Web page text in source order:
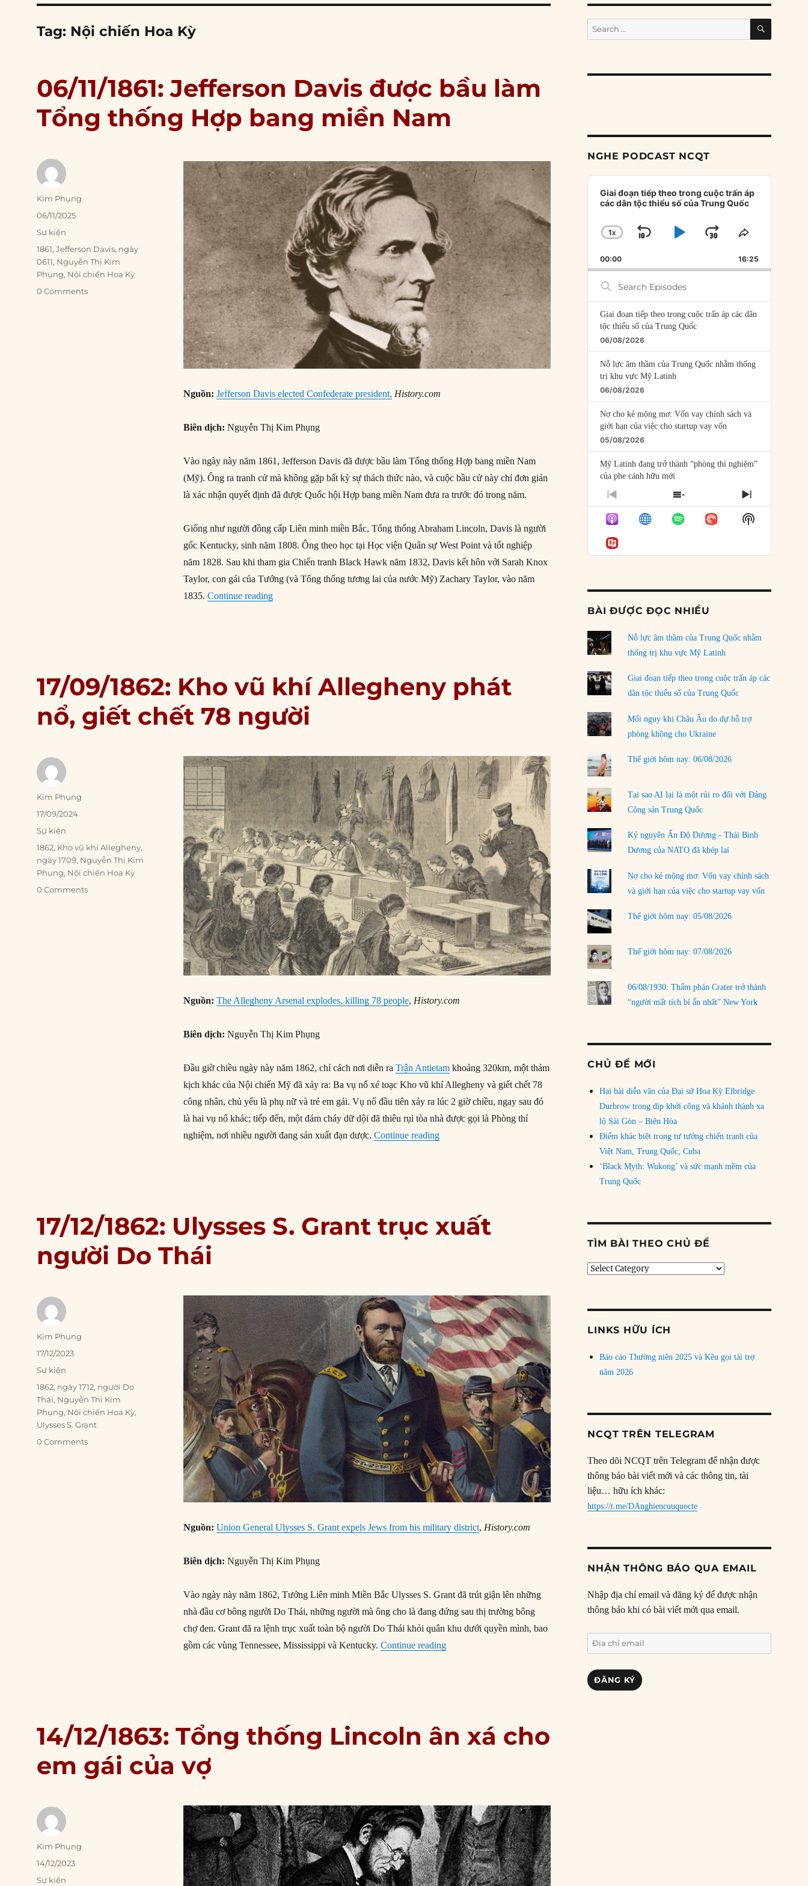
Tag: Nội chiến Hoa Kỳ
06/11/1861: Jefferson Davis được bầu làm
Tổng thống Hợp bang miền Nam
Nguồn:Jefferson Davis elected Confederate president, History.com
Biên dịch: Nguyễn Thị Kim Phụng
Vào ngày này năm 1861, Jefferson Davis đã được bầu làm Tổng thống Hợp bang miền Nam
(Mỹ). Ông ra tranh cử mà không gặp bất kỳ sự thách thức nào, và cuộc bầu cử này chỉ đơn giản
là xác nhận quyết định đã được Quốc hội Hợp bang miền Nam đưa ra trước đó trong năm.
Giống như người đồng cấp Liên minh miền Bắc, Tổng thống Abraham Lincoln, Davis là người
gốc Kentucky, sinh năm 1808. Ông theo học tại Học viện Quân sự West Point và tốt nghiệp
năm 1828. Sau khi tham gia Chiến tranh Black Hawk năm 1832, Davis kết hôn với Sarah Knox
Taylor, con gái của Tướng (và Tổng thống tương lai của nước Mỹ) Zachary Taylor, vào năm
1835.Continue reading“06/11/1861: Jefferson Davis được bầu làm Tổng thống Hợp bang miền Nam”
Author
Kim Phụng
Posted
06/11/2025
Categories
Sự kiện
Tags
1861,Jefferson Davis, ngày
0611, Nguyễn Thị Kim
Phụng, Nội chiến Hoa Kỳ
0 Comments
17/09/1862: Kho vũ khí Allegheny phát
nổ, giết chết 78 người
Nguồn:The Allegheny Arsenal explodes, killing 78 people, History.com
Biên dịch:Nguyễn Thị Kim Phụng
Đầu giờ chiều ngày này năm 1862, chỉ cách nơi diễn raTrận Antietam khoảng 320km, một thảm
kịch khác của Nội chiến Mỹ đã xảy ra: Ba vụ nổ xé toạc Kho vũ khí Allegheny và giết chết 78
công nhân, chủ yếu là phụ nữ và trẻ em gái. Vụ nổ đầu tiên xảy ra lúc 2 giờ chiều, ngay sau đó
là hai vụ nổ khác; tiếp đến, một đám cháy dữ dội đã thiêu rụi tòa nhà được gọi là Phòng thí
nghiệm, nơi nhiều người đang sản xuất đạn dược.Continue reading“17/09/1862: Kho vũ khí Allegheny phát nổ, giết chết 78 người”
Author
Kim Phụng
Posted
17/09/2024
Categories
Sự kiện
Tags
1862, Kho vũ khí Allegheny,
ngày 1709, Nguyễn Thị Kim
Phụng, Nội chiến Hoa Kỳ
0 Comments
17/12/1862: Ulysses S. Grant trục xuất
người Do Thái
Nguồn:Union General Ulysses S. Grant expels Jews from his military district, History.com
Biên dịch: Nguyễn Thị Kim Phụng
Vào ngày này năm 1862, Tướng Liên minh Miền Bắc Ulysses S. Grant đã trút giận lên những
nhà đầu cơ bông người Do Thái, những người mà ông cho là đang đứng sau thị trường bông
chợ đen. Grant đã ra lệnh trục xuất toàn bộ người Do Thái khỏi quân khu dưới quyền mình, bao
gồm các vùng Tennessee, Mississippi và Kentucky.Continue reading“17/12/1862: Ulysses S. Grant trục xuất người Do Thái”
Author
Kim Phụng
Posted
17/12/2023
Categories
Sự kiện
Tags
1862, ngày 1712, người Do
Thái, Nguyễn Thị Kim
Phụng, Nội chiến Hoa Kỳ,
Ulysses S. Grant
0 Comments
14/12/1863: Tổng thống Lincoln ân xá cho
em gái của vợ
Author
Kim Phụng
Posted
14/12/2023
Categories
Sự kiện
Search
for:
SEARCH
NGHE PODCAST NCQT
Audio
Player
Giai đoạn tiếp theo trong cuộc trấn áp
các dân tộc thiểu số của Trung Quốc
CHANGE
RATE
1X
SKIP
BACKWARD
PLAYJUMP
FORWARD
SHARE
EPISODE
00:00 16:25
Search
Episodes
Giai đoạn tiếp theo trong cuộc trấn áp các dân
tộc thiểu số của Trung Quốc
06/08/2026
Nỗ lực âm thầm của Trung Quốc nhằm thống
trị khu vực Mỹ Latinh
06/08/2026
Nợ cho kẻ mộng mơ: Vốn vay chính sách và
giới hạn của việc cho startup vay vốn
05/08/2026
Mỹ Latinh đang trở thành “phòng thí nghiệm”
của phe cánh hữu mới
04/08/2026
Tại sao Trung Quốc phủ nhận cuộc gặp với
Ngoại trưởng Nhật Bản?
04/08/2026
03/08/2026
Đặt cược vào thất bại: Các quỹ đầu tư mạo
rủi ro
02/08/2026
Làm thế nào để kết thúc Chiến tranh Iran?
01/08/2026
Chiến lược kế tiếp của Bắc Kinh ở Biển Đông
31/07/2026
Trật tự thế giới mới: Các nước nhỏ sẽ luôn
phải chịu đựng?
30/07/2026
LOAD MORE
PREVIOUS
EPISODE
SHOW
EPISODES
LIST
NEXT
EPISODE
Show
Podcast
BÀI ĐƯỢC ĐỌC NHIỀU
Nỗ lực âm thầm của Trung Quốc nhằm
thống trị khu vực Mỹ Latinh
Giai đoạn tiếp theo trong cuộc trấn áp các
dân tộc thiểu số của Trung Quốc
Mối nguy khi Châu Âu do dự hỗ trợ
phòng không cho Ukraine
Thế giới hôm nay: 06/08/2026
Tại sao AI lại là một rủi ro đối với Đảng
Cộng sản Trung Quốc
Kỷ nguyên Ấn Độ Dương - Thái Bình
Dương của NATO đã khép lại
Nợ cho kẻ mộng mơ: Vốn vay chính sách
và giới hạn của việc cho startup vay vốn
Thế giới hôm nay: 05/08/2026
Thế giới hôm nay: 07/08/2026
06/08/1930: Thẩm phán Crater trở thành
“người mất tích bí ẩn nhất” New York
CHỦ ĐỀ MỚI
Hai bài diễn văn của Đại sứ Hoa Kỳ Elbridge
Durbrow trong dịp khởi công và khánh thành xa
lộ Sài Gòn – Biên Hòa
Điểm khác biệt trong tư tưởng chiến tranh của
Việt Nam, Trung Quốc, Cuba
‘Black Myth: Wukong’ và sức mạnh mềm của
Trung Quốc
TÌM BÀI THEO CHỦ ĐỀ
Tìm
chủ
LINKS HỮU ÍCH
Báo cáo Thường niên 2025 và Kêu gọi tài trợ
năm 2026
NCQT TRÊN TELEGRAM
Theo dõi NCQT trên Telegram để nhận được
thông báo bài viết mới và các thông tin, tài
liệu… hữu ích khác:
https://t.me/DAnghiencuuquocte
NHẬN THÔNG BÁO QUA EMAIL
Nhập địa chỉ email và đăng ký để được nhận
thông báo khi có bài viết mới qua email.
Địa
chỉ
email
ĐĂNG KÝ